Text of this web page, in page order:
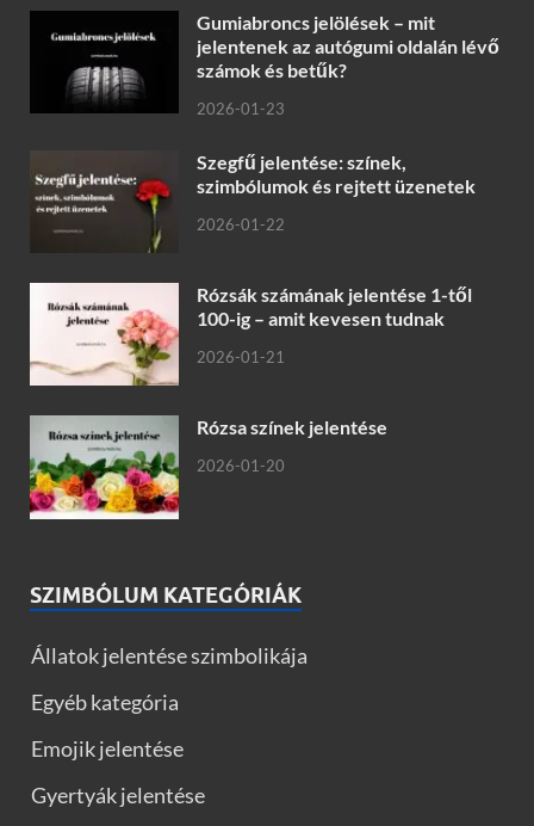
Gumiabroncs jelölések – mit
jelentenek az autógumi oldalán lévő
számok és betűk?
2026-01-23
Szegfű jelentése: színek,
szimbólumok és rejtett üzenetek
2026-01-22
Rózsák számának jelentése 1-től
100-ig – amit kevesen tudnak
2026-01-21
Rózsa színek jelentése
2026-01-20
SZIMBÓLUM KATEGÓRIÁK
Állatok jelentése szimbolikája
Egyéb kategória
Emojik jelentése
Gyertyák jelentése